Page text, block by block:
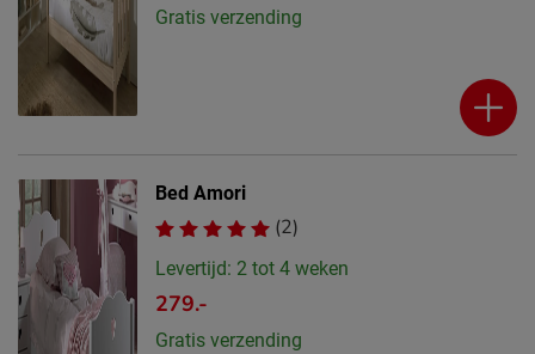
Gratis verzending
Bed Amori
(2)
Levertijd: 2 tot 4 weken
279.-
Gratis verzending